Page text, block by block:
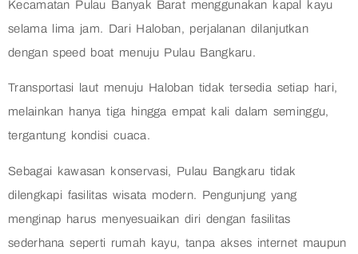
Kecamatan Pulau Banyak Barat menggunakan kapal kayu
selama lima jam. Dari Haloban, perjalanan dilanjutkan
dengan speed boat menuju Pulau Bangkaru.
Transportasi laut menuju Haloban tidak tersedia setiap hari,
melainkan hanya tiga hingga empat kali dalam seminggu,
tergantung kondisi cuaca.
Sebagai kawasan konservasi, Pulau Bangkaru tidak
dilengkapi fasilitas wisata modern. Pengunjung yang
menginap harus menyesuaikan diri dengan fasilitas
sederhana seperti rumah kayu, tanpa akses internet maupun